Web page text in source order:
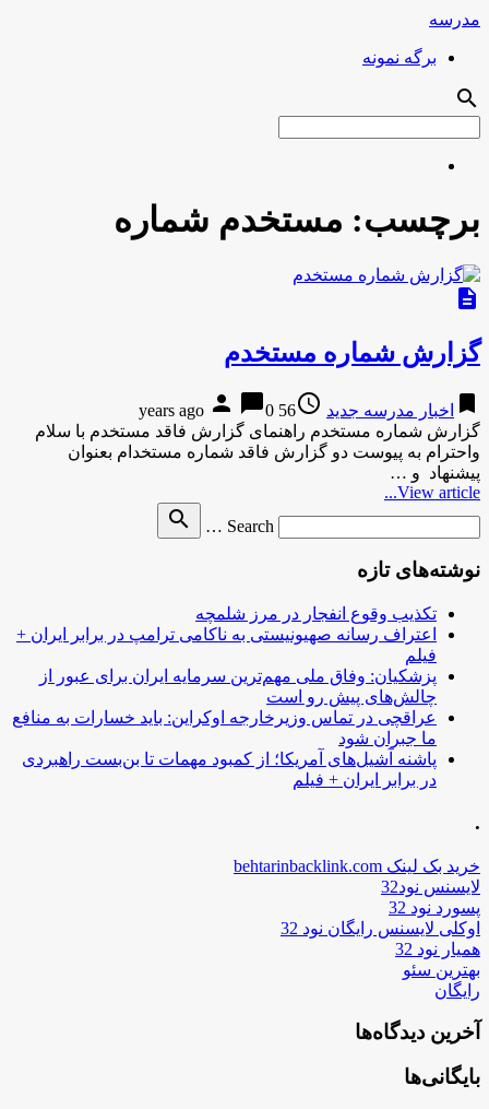
مدرسه
برگه نمونه
search
برچسب: مستخدم شماره
description
گزارش شماره مستخدم
bookmark اخبار مدرسه جدید access_time
56 years ago
person chat_bubble0
گزارش شماره مستخدم راهنمای گزارش فاقد مستخدم با سلام
واحترام به پیوست دو گزارش فاقد شماره مستخدام بعنوان
پیشنهاد و …
View article...
Search …
search
نوشته‌های تازه
تکذیب وقوع انفجار در مرز شلمچه
اعتراف رسانه صهیونیستی به ناکامی ترامپ در برابر ایران +
فیلم
پزشکیان: وفاق ملی مهم‌ترین سرمایه ایران برای عبور از
چالش‌های پیش رو است
عراقچی در تماس وزیرخارجه اوکراین: باید خسارات به منافع
ما جبران شود
پاشنه آشیل‌های آمریکا؛ از کمبود مهمات تا بن‌بست راهبردی
در برابر ایران + فیلم
.
خرید بک لینک behtarinbacklink.com
لایسنس نود32
پسورد نود 32
اوکلی لایسنس رایگان نود 32
همیار نود 32
بهترین سئو
رایگان
آخرین دیدگاه‌ها
بایگانی‌ها